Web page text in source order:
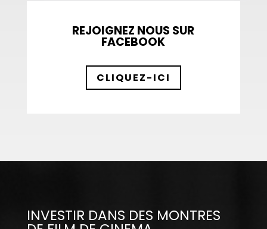
REJOIGNEZ NOUS SUR
FACEBOOK
CLIQUEZ-ICI
INVESTIR DANS DES MONTRES